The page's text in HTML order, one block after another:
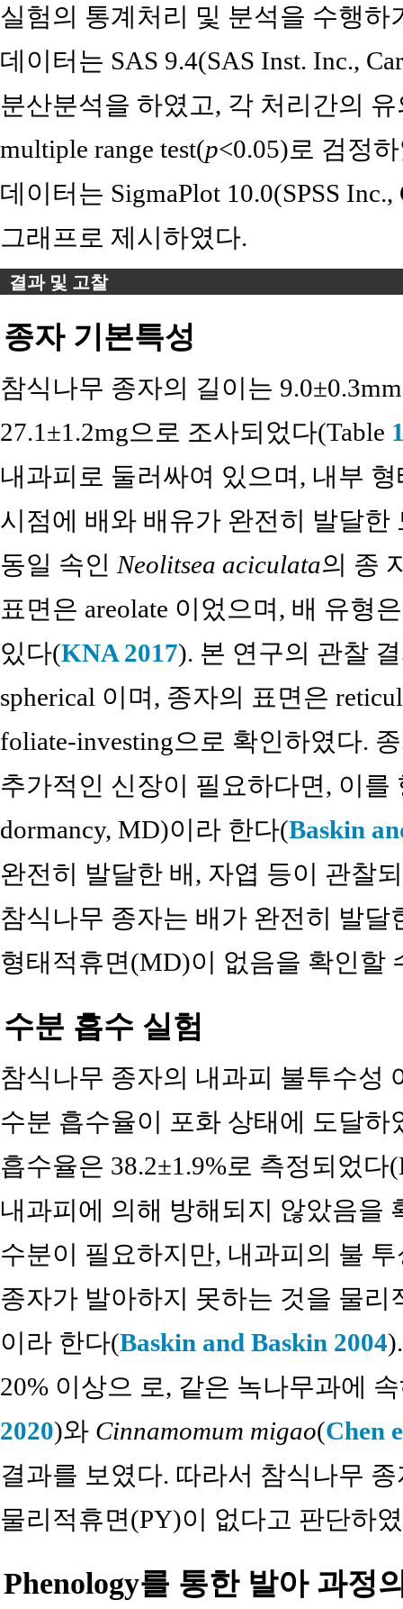
실험의 통계처리 및 분석을 수행하
데이터는 SAS 9.4(SAS Inst. Inc.,
분산분석을 하였고, 각 처리간의 유
multiple range test(p<0.05)로 검정
데이터는 SigmaPlot 10.0(SPSS
그래프로 제시하였다.
결과 및 고찰
종자 기본특성
참식나무 종자의 길이는
27.1±1.2mg으로 조사되었다(Table
내과피로 둘러싸여 있으며, 내부
시점에 배와 배유가 완전히 발달
동일 속인 Neolitsea aciculata의 종
표면은 areolate 이었으며, 배 유형
있다(KNA 2017). 본 연구의 관찰
spherical 이며, 종자의 표면은
foliate-investing으로 확인하였다.
추가적인 신장이 필요하다면, 이를
dormancy, MD)이라 한다(Baskin
완전히 발달한 배, 자엽 등이 관찰
참식나무 종자는 배가 완전히 발
형태적휴면(MD)이 없음을 확인할
수분 흡수 실험
참식나무 종자의 내과피 불투수성
수분 흡수율이 포화 상태에 도달하
흡수율은 38.2±1.9%로 측정되었다
내과피에 의해 방해되지 않았음을
수분이 필요하지만, 내과피의 불
종자가 발아하지 못하는 것을 물리
이라 한다(Baskin and Baskin 2004
20% 이상으 로, 같은 녹나무과에
2020)와 Cinnamomum migao(Chen
결과를 보였다. 따라서 참식나무
물리적휴면(PY)이 없다고 판단하
Phenology를 통한 발아 과정